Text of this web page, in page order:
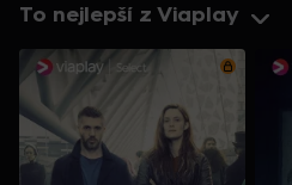
To nejlepší z Viaplay